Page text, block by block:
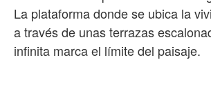
La plataforma donde se ubica la
a través de unas terrazas
infinita marca el límite del paisaje.